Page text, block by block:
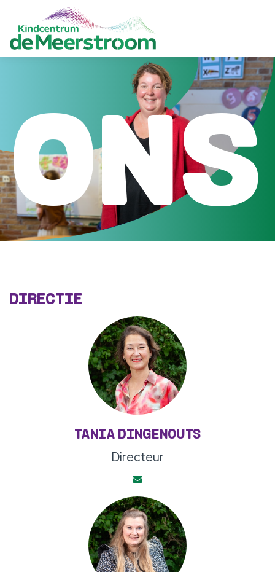
ONZE SCHOOL
AANMELDEN
PRAKTISCH
OUDERS
WERKEN BIJ
ONS
VERBONDEN IN BEWEGING
DIRECTIE
TANIA DINGENOUTS
Directeur